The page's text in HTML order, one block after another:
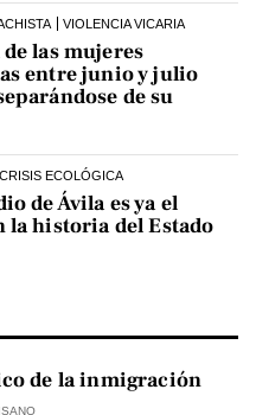
VIOLENCIA VICARIA
las mujeres
entre junio y julio
de su
CRISIS ECOLÓGICA
de Ávila es ya el
la historia del Estado
de la inmigración